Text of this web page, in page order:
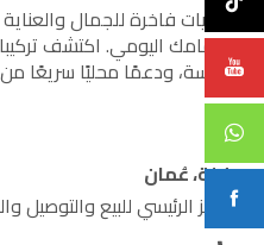
أساسيات فاخرة للجمال
لاهتمامك اليومي. اكتشف
مدروسة، ودعمًا محليًا سريعًا
صلالة، عُمان
المركز الرئيسي للبيع والتوصيل